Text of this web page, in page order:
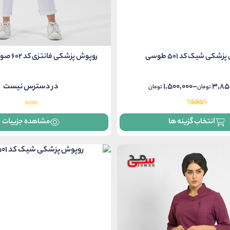
شیک کد 501 طوسی
تومان–
1,500,000تومان
1,500,000 تومان
انتخاب گزینه ها
روپوش پزشکی فانتزی کد 602 صورتی سرخابی
در دسترس نیست
مشاهده جزییات